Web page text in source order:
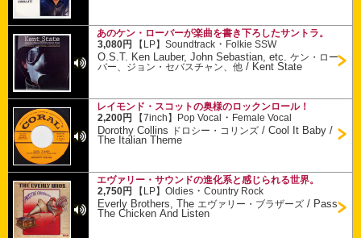
あのケン・ローバーが楽曲を書き下ろしたサントラ。
3,080円
【LP】Soundtrack ・ Folkie SSW
O.S.T. Ken Lauber, John Sebastian, etc.ケン・ロー
バー、ジョン・セバスチャン、他 / Kent State
レイモンド・スコットの奥様のロックンロール！
2,200円
【7inch】 Pop Vocal ・ Female Vocal
Dorothy Collins ドロシー・コリンズ /Cool It Baby /
The Italian Theme
エヴァリー・サウンドの進化系と感じられる世界。
2,750円
【LP】Oldies ・Country Rock
Everly Brothers, The エヴァリー・ブラザーズ / Pass
The Chicken And Listen